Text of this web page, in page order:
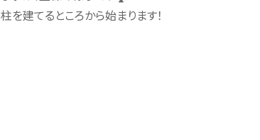
柱を建てるところから始まります！